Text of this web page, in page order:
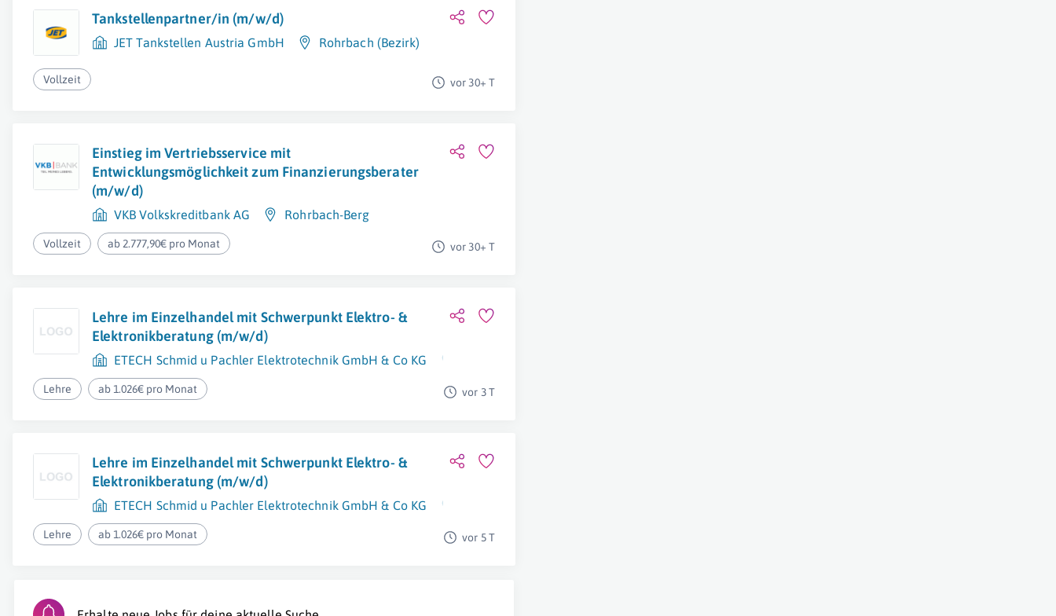
Tankstellenpartner/in (m/w/d)
JET Tankstellen Austria GmbH Rohrbach (Bezirk)
Vollzeit vor 30+ T
Einstieg im Vertriebsservice mit
Entwicklungsmöglichkeit zum Finanzierungsberater
(m/w/d)
VKB Volkskreditbank AG Rohrbach-Berg
Vollzeit ab 2.777,90€ pro Monat vor 30+ T
Lehre im Einzelhandel mit Schwerpunkt Elektro- &
Elektronikberatung (m/w/d)
ETECH Schmid u Pachler Elektrotechnik GmbH & Co KG
Lehre ab 1.026€ pro Monat vor 3 T
Lehre im Einzelhandel mit Schwerpunkt Elektro- &
Elektronikberatung (m/w/d)
ETECH Schmid u Pachler Elektrotechnik GmbH & Co KG
Lehre ab 1.026€ pro Monat vor 5 T